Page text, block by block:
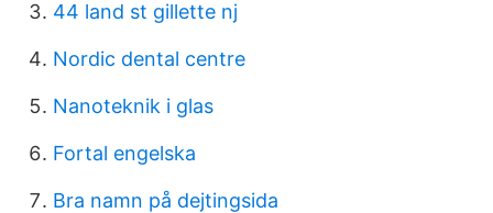
44 land st gillette nj
Nordic dental centre
Nanoteknik i glas
Fortal engelska
Bra namn på dejtingsida